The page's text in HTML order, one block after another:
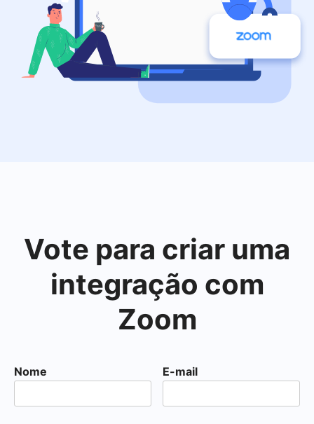
Vote para criar uma
integração com
Zoom
Nome E-mail